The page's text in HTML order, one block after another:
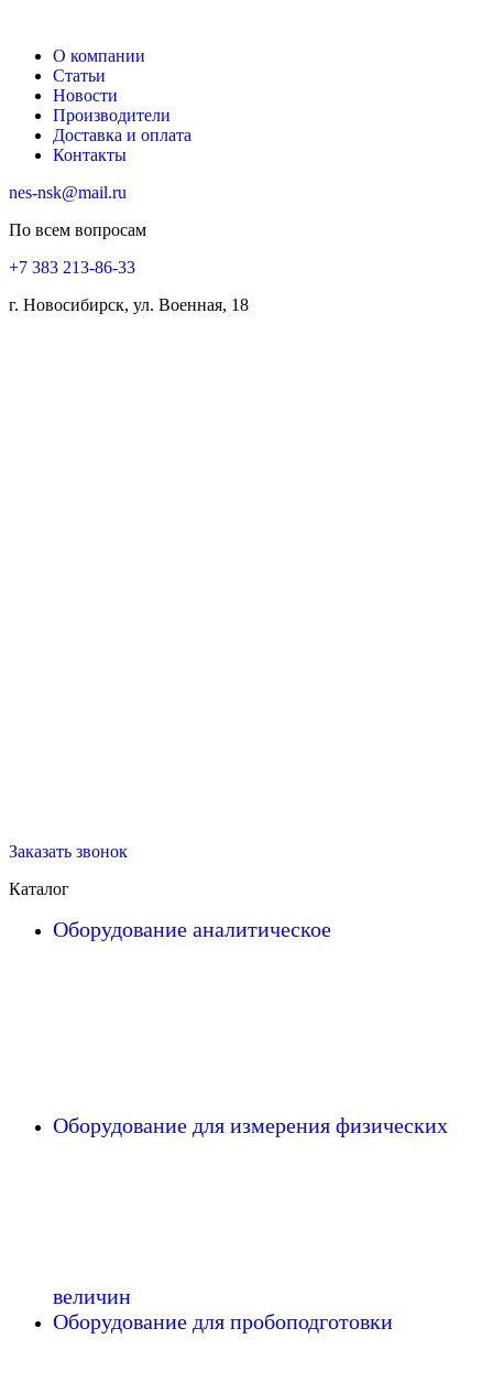
О компании
Статьи
Новости
Производители
Доставка и оплата
Контакты
nes-nsk@mail.ru
По всем вопросам
+7 383 213-86-33
г. Новосибирск, ул. Военная, 18
Заказать звонок
Каталог
Оборудование аналитическое
Оборудование для измерения физических
величин
Оборудование для пробоподготовки